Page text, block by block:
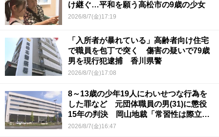
け継ぐ…平和を願う高松市の9歳の少女
2026/8/7(金)17:19
「入所者が暴れている」高齢者向け住宅
で職員を包丁で突く 傷害の疑いで79歳
男を現行犯逮捕 香川県警
2026/8/7(金)17:08
8～13歳の少年19人にわいせつな行為を
した罪など 元団体職員の男(31)に懲役
15年の判決 岡山地裁「常習性は際立っ
ていて被害結果も非常に重い」
2026/8/7(金)16:47